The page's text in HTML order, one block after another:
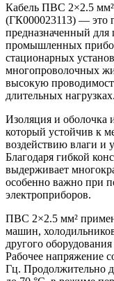
Кабель ПВС 2×2.5
(ГК000023113) — это
предназначенный
промышленных
стационарных
многопроволочных
высокую
длительных нагрузках.
Изоляция и оболочка
который устойчив к
воздействию влаги и
Благодаря гибкой
выдерживает
особенно важно при
электроприборов.
ПВС 2×2.5 мм²
машин,
другого
Рабочее напряжение
Гц. Продолжительно